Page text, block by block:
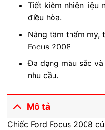
Tiết kiệm nhiên liệu
điều hòa.
Nâng tầm thẩm mỹ,
Focus 2008.
Đa dạng màu sắc
nhu cầu.
Mô tả
Chiếc Ford Focus 2008